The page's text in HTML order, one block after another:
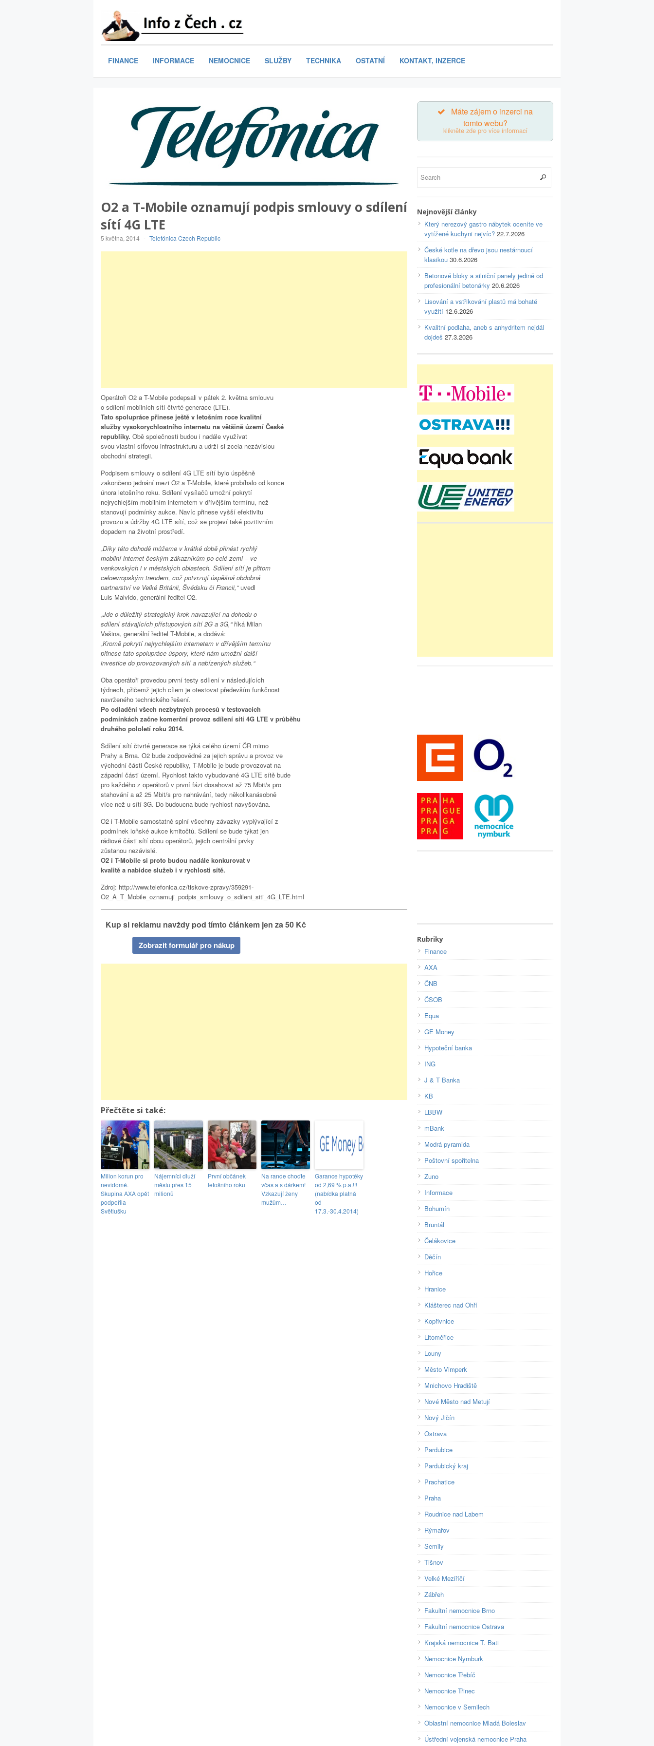
FINANCE INFORMACE NEMOCNICE SLUŽBY TECHNIKA OSTATNÍ KONTAKT, INZERCE
O2 a T-Mobile oznamují podpis smlouvy o sdílení
sítí 4G LTE
5 května, 2014 - Telefónica Czech Republic
Operátoři O2 a T-Mobile podepsali v pátek 2. května smlouvu
o sdílení mobilních sítí čtvrté generace (LTE).
Tato spolupráce přinese ještě v letošním roce kvalitní
služby vysokorychlostního internetu na většině území České
republiky. Obě společnosti budou i nadále využívat
svou vlastní síťovou infrastrukturu a udrží si zcela nezávislou
obchodní strategii.
Podpisem smlouvy o sdílení 4G LTE sítí bylo úspěšně
zakončeno jednání mezi O2 a T-Mobile, které probíhalo od konce
února letošního roku. Sdílení vysílačů umožní pokrytí
nejrychlejším mobilním internetem v dřívějším termínu, než
stanovují podmínky aukce. Navíc přinese vyšší efektivitu
provozu a údržby 4G LTE sítí, což se projeví také pozitivním
dopadem na životní prostředí.
„Díky této dohodě můžeme v krátké době přinést rychlý
mobilní internet českým zákazníkům po celé zemi – ve
venkovských i v městských oblastech. Sdílení sítí je přitom
celoevropským trendem, což potvrzují úspěšná obdobná
partnerství ve Velké Británii, Švédsku či Francii,“uvedl
Luis Malvido, generální ředitel O2.
„Jde o důležitý strategický krok navazující na dohodu o
sdílení stávajících přístupových sítí 2G a 3G,“říká Milan
Vašina, generální ředitel T-Mobile, a dodává:
„Kromě pokrytí nejrychlejším internetem v dřívějším termínu
přinese tato spolupráce úspory, které nám umožní další
investice do provozovaných sítí a nabízených služeb.“
Oba operátoři provedou první testy sdílení v následujících
týdnech, přičemž jejich cílem je otestovat především funkčnost
navrženého technického řešení.
Po odladění všech nezbytných procesů v testovacích
podmínkách začne komerční provoz sdílení sítí 4G LTE v průběhu
druhého pololetí roku 2014.
Sdílení sítí čtvrté generace se týká celého území ČR mimo
Prahy a Brna. O2 bude zodpovědné za jejich správu a provoz ve
východní části České republiky, T-Mobile je bude provozovat na
západní části území. Rychlost takto vybudované 4G LTE sítě bude
pro každého z operátorů v první fázi dosahovat až 75 Mbit/s pro
stahování a až 25 Mbit/s pro nahrávání, tedy několikanásobně
více než u sítí 3G. Do budoucna bude rychlost navyšována.
O2 i T-Mobile samostatně splní všechny závazky vyplývající z
podmínek loňské aukce kmitočtů. Sdílení se bude týkat jen
rádiové části sítí obou operátorů, jejich centrální prvky
zůstanou nezávislé.
O2 i T-Mobile si proto budou nadále konkurovat v
kvalitě a nabídce služeb i v rychlosti sítě.
Zdroj: http://www.telefonica.cz/tiskove-zpravy/359291-
O2_A_T_Mobile_oznamuji_podpis_smlouvy_o_sdileni_siti_4G_LTE.html
Kup si reklamu navždy pod tímto článkem jen za 50 Kč
Zobrazit formulář pro nákup
Přečtěte si také:
Milion korun pro
nevidomé.
Skupina AXA opět
podpořila
Světlušku
Nájemníci dluží
městu přes 15
milionů
První občánek
letošního roku
Na rande choďte
včas a s dárkem!
Vzkazují ženy
mužům…
Garance hypotéky
od 2,69 % p.a.!!!
(nabídka platná
od
17.3.-30.4.2014)
Máte zájem o inzerci na
tomto webu?
klikněte zde pro více informací
Nejnovější články
Který nerezový gastro nábytek oceníte ve
vytížené kuchyni nejvíc? 22.7.2026
České kotle na dřevo jsou nestárnoucí
klasikou 30.6.2026
Betonové bloky a silniční panely jedině od
profesionální betonárky 20.6.2026
Lisování a vstřikování plastů má bohaté
využití 12.6.2026
Kvalitní podlaha, aneb s anhydritem nejdál
dojdeš 27.3.2026
Rubriky
Finance
AXA
ČNB
ČSOB
Equa
GE Money
Hypoteční banka
ING
J & T Banka
KB
LBBW
mBank
Modrá pyramida
Poštovní spořitelna
Zuno
Informace
Bohumín
Bruntál
Čelákovice
Děčín
Hořice
Hranice
Klášterec nad Ohří
Kopřivnice
Litoměřice
Louny
Město Vimperk
Mnichovo Hradiště
Nové Město nad Metují
Nový Jičín
Ostrava
Pardubice
Pardubický kraj
Prachatice
Praha
Roudnice nad Labem
Rýmařov
Semily
Tišnov
Velké Meziříčí
Zábřeh
Fakultní nemocnice Brno
Fakultní nemocnice Ostrava
Krajská nemocnice T. Bati
Nemocnice Nymburk
Nemocnice Třebíč
Nemocnice Třinec
Nemocnice v Semilech
Oblastní nemocnice Mladá Boleslav
Ústřední vojenská nemocnice Praha